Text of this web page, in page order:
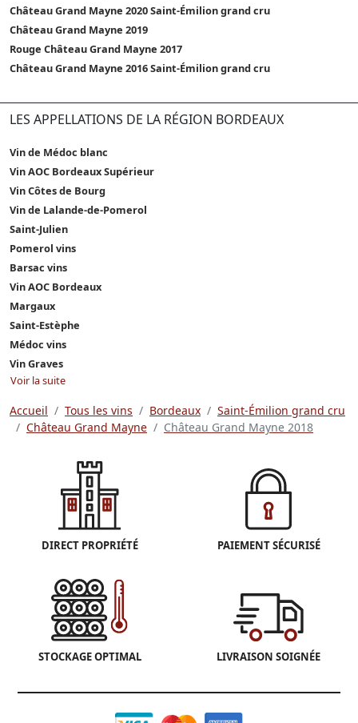
Château Grand Mayne 2020 Saint-Émilion grand cru
Château Grand Mayne 2019
Rouge Château Grand Mayne 2017
Château Grand Mayne 2016 Saint-Émilion grand cru
LES APPELLATIONS DE LA RÉGION BORDEAUX
Vin de Médoc blanc
Vin AOC Bordeaux Supérieur
Vin Côtes de Bourg
Vin de Lalande-de-Pomerol
Saint-Julien
Pomerol vins
Barsac vins
Vin AOC Bordeaux
Margaux
Saint-Estèphe
Médoc vins
Vin Graves
Voir la suite
Accueil Tous les vins Bordeaux
Saint-Émilion grand cru
Château Grand Mayne
Château Grand Mayne 2018
DIRECT PROPRIÉTÉ PAIEMENT SÉCURISÉ
STOCKAGE OPTIMAL LIVRAISON SOIGNÉE